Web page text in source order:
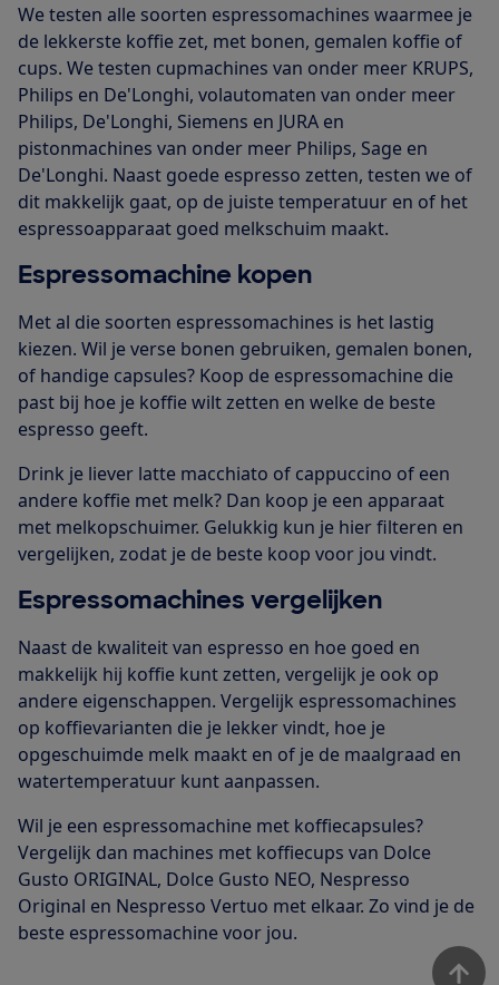
We testen alle soorten espressomachines waarmee je
de lekkerste koffie zet, met bonen, gemalen koffie of
cups. We testen cupmachines van onder meer KRUPS,
Philips en De'Longhi, volautomaten van onder meer
Philips, De'Longhi, Siemens en JURA en
pistonmachines van onder meer Philips, Sage en
De'Longhi. Naast goede espresso zetten, testen we of
dit makkelijk gaat, op de juiste temperatuur en of het
espressoapparaat goed melkschuim maakt.
Espressomachine kopen
Met al die soorten espressomachines is het lastig
kiezen. Wil je verse bonen gebruiken, gemalen bonen,
of handige capsules? Koop de espressomachine die
past bij hoe je koffie wilt zetten en welke de beste
espresso geeft.
Drink je liever latte macchiato of cappuccino of een
andere koffie met melk? Dan koop je een apparaat
met melkopschuimer. Gelukkig kun je hier filteren en
vergelijken, zodat je de beste koop voor jou vindt.
Espressomachines vergelijken
Naast de kwaliteit van espresso en hoe goed en
makkelijk hij koffie kunt zetten, vergelijk je ook op
andere eigenschappen. Vergelijk espressomachines
op koffievarianten die je lekker vindt, hoe je
opgeschuimde melk maakt en of je de maalgraad en
watertemperatuur kunt aanpassen.
Wil je een espressomachine met koffiecapsules?
Vergelijk dan machines met koffiecups van Dolce
Gusto ORIGINAL, Dolce Gusto NEO, Nespresso
Original en Nespresso Vertuo met elkaar. Zo vind je de
beste espressomachine voor jou.